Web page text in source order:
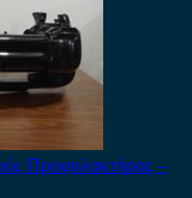
Προφυλακτήρας –